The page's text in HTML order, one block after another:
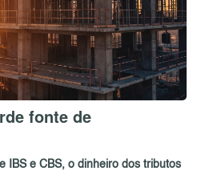
fonte de
IBS e CBS, o dinheiro dos tributos